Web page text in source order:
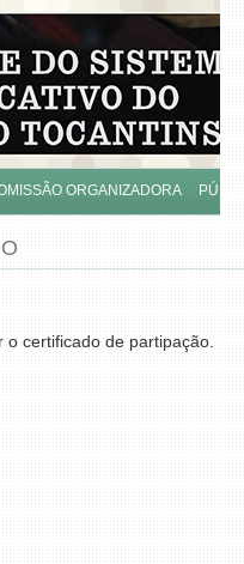
ORGANIZADORA
certificado de partipação.